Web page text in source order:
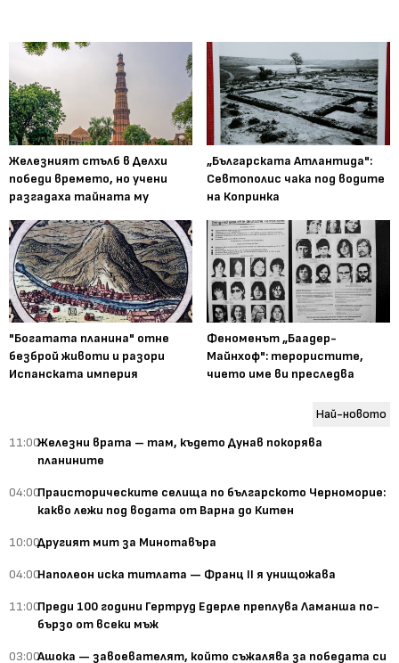
Железният стълб в Делхи
победи времето, но учени
разгадаха тайната му
„Българската Атлантида":
Севтополис чака под водите
на Копринка
"Богатата планина" отне
безброй животи и разори
Испанската империя
Феноменът „Баадер-
Майнхоф": терористите,
чието име ви преследва
Най-новото
11:00Железни врата – там, където Дунав покорява
планините
04:00Праисторическите селища по българското Черноморие:
какво лежи под водата от Варна до Китен
10:00Другият мит за Минотавъра
04:00Наполеон иска титлата — Франц II я унищожава
11:00Преди 100 години Гертруд Едерле преплува Ламанша по-
бързо от всеки мъж
03:00Ашока — завоевателят, който съжалява за победата си